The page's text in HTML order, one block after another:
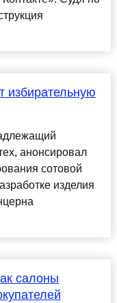
избирательную
анонсировал
сотовой
изделия
салоны